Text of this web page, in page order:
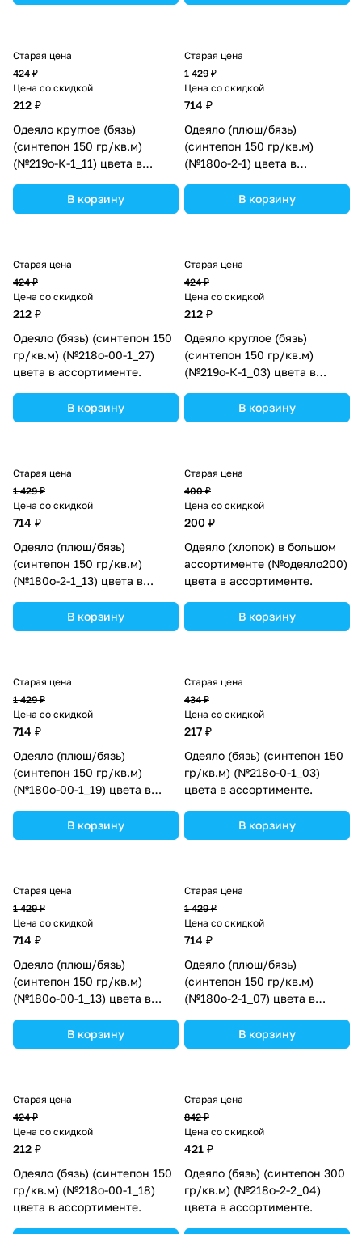
Старая цена
424 ₽
Цена со скидкой
212 ₽
Одеяло круглое (бязь)
(синтепон 150 гр/кв.м)
(№219о-К-1_11) цвета в
В корзину
Старая цена
1 429 ₽
Цена со скидкой
714 ₽
Одеяло (плюш/бязь)
(синтепон 150 гр/кв.м)
(№180о-2-1) цвета в
В корзину
Старая цена
424 ₽
Цена со скидкой
212 ₽
Одеяло (бязь) (синтепон 150
гр/кв.м) (№218о-00-1_27)
цвета в ассортименте.
В корзину
Старая цена
424 ₽
Цена со скидкой
212 ₽
Одеяло круглое (бязь)
(синтепон 150 гр/кв.м)
(№219о-К-1_03) цвета в
В корзину
Старая цена
1 429 ₽
Цена со скидкой
714 ₽
Одеяло (плюш/бязь)
(синтепон 150 гр/кв.м)
(№180о-2-1_13) цвета в
В корзину
Старая цена
400 ₽
Цена со скидкой
200 ₽
Одеяло (хлопок) в большом
ассортименте (№одеяло200)
цвета в ассортименте.
В корзину
Старая цена
1 429 ₽
Цена со скидкой
714 ₽
Одеяло (плюш/бязь)
(синтепон 150 гр/кв.м)
(№180о-00-1_19) цвета в
В корзину
Старая цена
434 ₽
Цена со скидкой
217 ₽
Одеяло (бязь) (синтепон 150
гр/кв.м) (№218о-0-1_03)
цвета в ассортименте.
В корзину
Старая цена
1 429 ₽
Цена со скидкой
714 ₽
Одеяло (плюш/бязь)
(синтепон 150 гр/кв.м)
(№180о-00-1_13) цвета в
В корзину
Старая цена
1 429 ₽
Цена со скидкой
714 ₽
Одеяло (плюш/бязь)
(синтепон 150 гр/кв.м)
(№180о-2-1_07) цвета в
В корзину
Старая цена
424 ₽
Цена со скидкой
212 ₽
Одеяло (бязь) (синтепон 150
гр/кв.м) (№218о-00-1_18)
цвета в ассортименте.
Старая цена
842 ₽
Цена со скидкой
421 ₽
Одеяло (бязь) (синтепон 300
гр/кв.м) (№218о-2-2_04)
цвета в ассортименте.